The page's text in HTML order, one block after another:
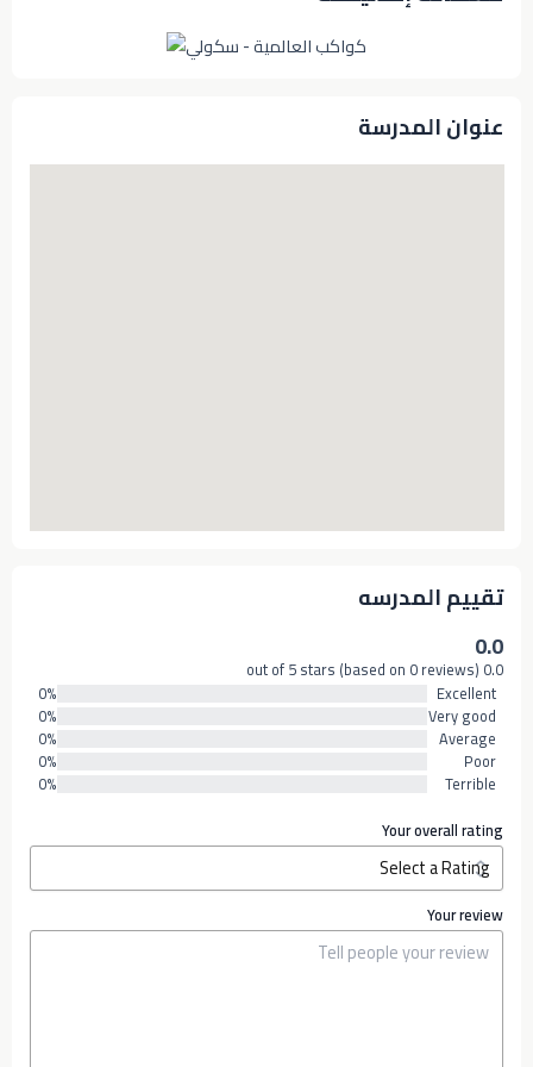
عنوان المدرسة
تقييم المدرسه
0.0
0.0 out of 5 stars (based on 0 reviews)
Excellent
0%
Very good
0%
Average
0%
Poor
0%
Terrible
0%
Your overall rating
Your review